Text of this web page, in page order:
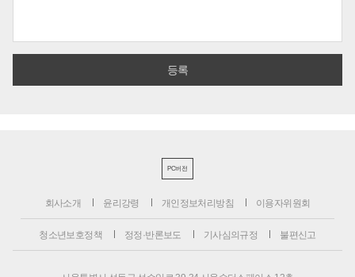
PC버전
회사소개 윤리강령 개인정보처리방침 이용자위원회
청소년보호정책 정정·반론보도 기사심의규정 불편신고